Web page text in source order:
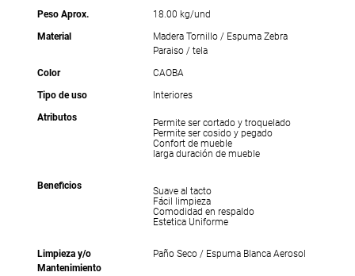
Peso Aprox.
18.00 kg/und
Material
Madera Tornillo / Espuma Zebra
Paraiso / tela
Color
CAOBA
Tipo de uso
Interiores
Atributos
Permite ser cortado y troquelado
Permite ser cosido y pegado
Confort de mueble
larga duración de mueble
Beneficios
Suave al tacto
Fácil limpieza
Comodidad en respaldo
Estetica Uniforme
Limpieza y/o
Mantenimiento
Paño Seco / Espuma Blanca Aerosol